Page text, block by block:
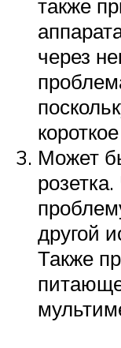
также
через
Может
другой
Также